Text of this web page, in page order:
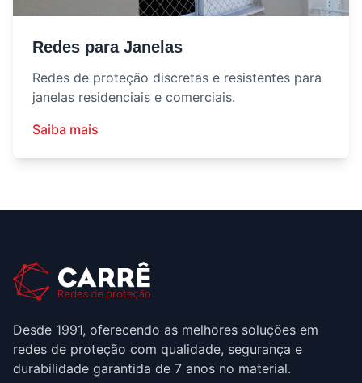
Redes para Janelas
Redes de proteção discretas e resistentes para
janelas residenciais e comerciais.
Saiba mais
Desde 1991, oferecendo as melhores soluções em
redes de proteção com qualidade, segurança e
durabilidade garantida de 7 anos no material.